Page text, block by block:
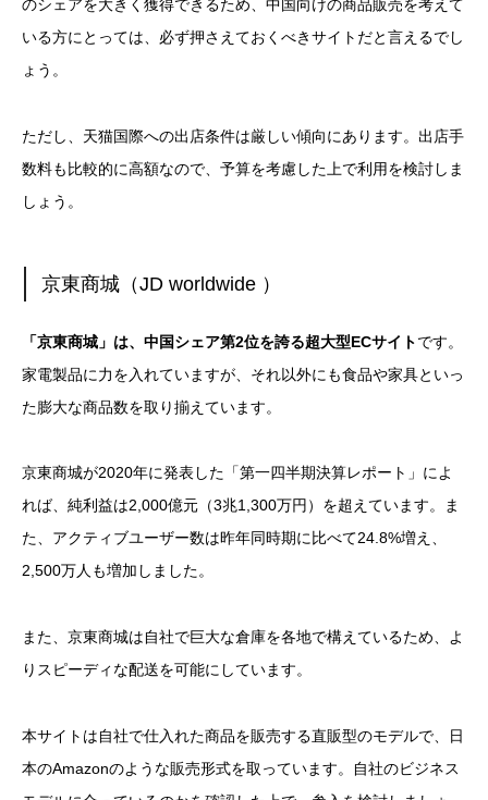
のシェアを大きく獲得できるため、中国向けの商品販売を考えて
いる方にとっては、必ず押さえておくべきサイトだと言えるでし
ょう。
ただし、天猫国際への出店条件は厳しい傾向にあります。出店手
数料も比較的に高額なので、予算を考慮した上で利用を検討しま
しょう。
京東商城（JD worldwide ）
「京東商城」は、中国シェア第2位を誇る超大型ECサイトです。
家電製品に力を入れていますが、それ以外にも食品や家具といっ
た膨大な商品数を取り揃えています。
京東商城が2020年に発表した「第一四半期決算レポート」によ
れば、純利益は2,000億元（3兆1,300万円）を超えています。ま
た、アクティブユーザー数は昨年同時期に比べて24.8%増え、
2,500万人も増加しました。
また、京東商城は自社で巨大な倉庫を各地で構えているため、よ
りスピーディな配送を可能にしています。
本サイトは自社で仕入れた商品を販売する直販型のモデルで、日
本のAmazonのような販売形式を取っています。自社のビジネス